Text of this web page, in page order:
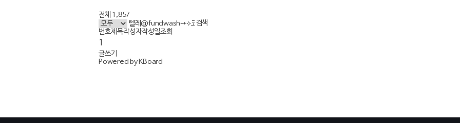
전체 1,857
검색
번호제목작성자작성일조회
1
글쓰기
Powered by KBoard